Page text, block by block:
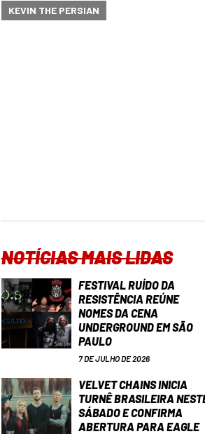
KEVIN THE PERSIAN
NOTÍCIAS MAIS LIDAS
FESTIVAL RUÍDO DA
RESISTÊNCIA REÚNE
NOMES DA CENA
UNDERGROUND EM SÃO
PAULO
7 DE JULHO DE 2026
VELVET CHAINS INICIA
TURNÊ BRASILEIRA
SÁBADO E CONFIRMA
ABERTURA PARA EAGLE